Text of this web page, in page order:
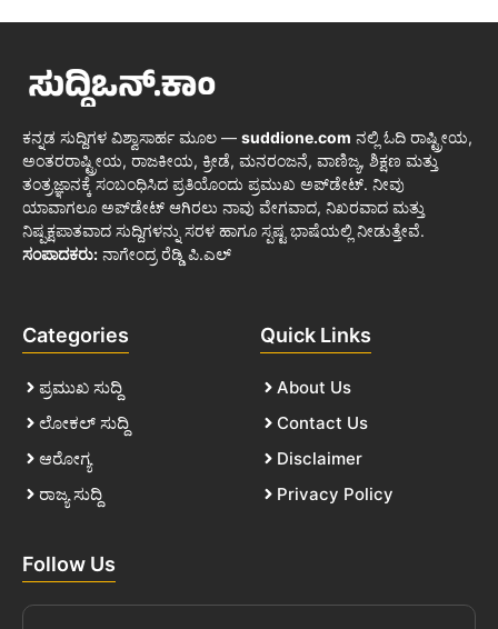
ಕನ್ನಡ ಸುದ್ದಿಗಳ ವಿಶ್ವಾಸಾರ್ಹ ಮೂಲ — suddione.com ನಲ್ಲಿ ಓದಿ ರಾಷ್ಟ್ರೀಯ,
ಅಂತರರಾಷ್ಟ್ರೀಯ, ರಾಜಕೀಯ, ಕ್ರೀಡೆ, ಮನರಂಜನೆ, ವಾಣಿಜ್ಯ, ಶಿಕ್ಷಣ ಮತ್ತು
ತಂತ್ರಜ್ಞಾನಕ್ಕೆ ಸಂಬಂಧಿಸಿದ ಪ್ರತಿಯೊಂದು ಪ್ರಮುಖ ಅಪ್‌ಡೇಟ್. ನೀವು
ಯಾವಾಗಲೂ ಅಪ್‌ಡೇಟ್ ಆಗಿರಲು ನಾವು ವೇಗವಾದ, ನಿಖರವಾದ ಮತ್ತು
ನಿಷ್ಪಕ್ಷಪಾತವಾದ ಸುದ್ದಿಗಳನ್ನು ಸರಳ ಹಾಗೂ ಸ್ಪಷ್ಟ ಭಾಷೆಯಲ್ಲಿ ನೀಡುತ್ತೇವೆ.
ಸಂಪಾದಕರು: ನಾಗೇಂದ್ರ ರೆಡ್ಡಿ ಪಿ.ಎಲ್
Categories
ಪ್ರಮುಖ ಸುದ್ದಿ
ಲೋಕಲ್ ಸುದ್ದಿ
ಆರೋಗ್ಯ
ರಾಜ್ಯ ಸುದ್ದಿ
Quick Links
About Us
Contact Us
Disclaimer
Privacy Policy
Follow Us